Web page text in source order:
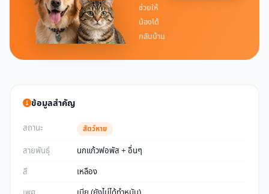
ช่วยให้
น้องได้
กลับบ้าน
ข้อมูลสำคัญ
สถานะ สัตว์หาย
สายพันธุ์
นกแก้วฟอพัส + อื่นๆ
สี
เหลือง